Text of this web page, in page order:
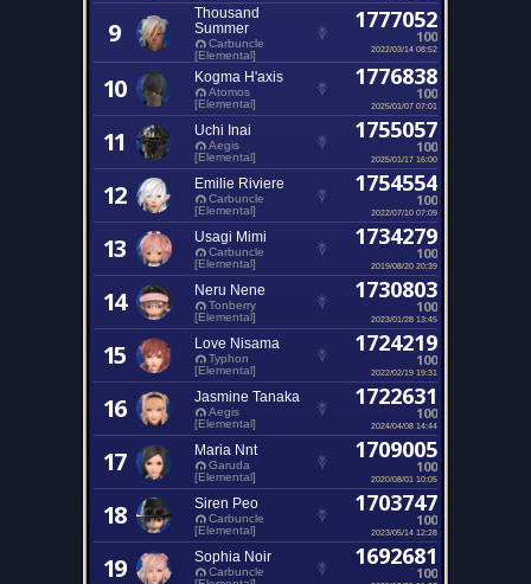
9
Thousand
Summer
Carbuncle
[Elemental]
1777052
100
2022/03/14 08:52
10 Kogma H'axis
Atomos
[Elemental]
1776838
100
2025/01/07 07:01
11 Uchi Inai
Aegis
[Elemental]
1755057
100
2025/01/17 16:00
12 Emilie Riviere
Carbuncle
[Elemental]
1754554
100
2022/07/10 07:09
13 Usagi Mimi
Carbuncle
[Elemental]
1734279
100
2019/08/20 20:39
14 Neru Nene
Tonberry
[Elemental]
1730803
100
2023/01/28 13:45
15 Love Nisama
Typhon
[Elemental]
1724219
100
2022/02/19 19:31
16 Jasmine Tanaka
Aegis
[Elemental]
1722631
100
2024/04/08 14:44
17 Maria Nnt
Garuda
[Elemental]
1709005
100
2020/08/01 10:05
18 Siren Peo
Carbuncle
[Elemental]
1703747
100
2023/05/14 12:28
19 Sophia Noir
Carbuncle
1692681
100